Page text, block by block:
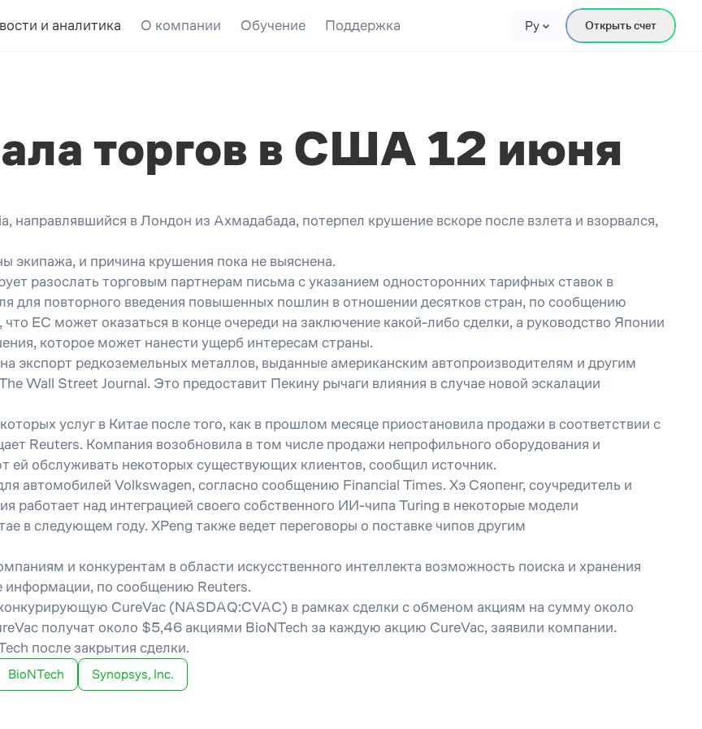
и аналитика О компании Обучение Поддержка Ру Открыть счет
торгов в США 12 июня
в Лондон из Ахмадабада, потерпел крушение вскоре после взлета и взорвался,
экипажа, и причина крушения пока не выяснена.
разослать торговым партнерам письма с указанием односторонних тарифных ставок в
для повторного введения повышенных пошлин в отношении десятков стран, по сообщению
ЕС может оказаться в конце очереди на заключение какой-либо сделки, а руководство Японии
которое может нанести ущерб интересам страны.
экспорт редкоземельных металлов, выданные американским автопроизводителям и другим
Wall Street Journal. Это предоставит Пекину рычаги влияния в случае новой эскалации
услуг в Китае после того, как в прошлом месяце приостановила продажи в соответствии с
Reuters. Компания возобновила в том числе продажи непрофильного оборудования и
ей обслуживать некоторых существующих клиентов, сообщил источник.
автомобилей Volkswagen, согласно сообщению Financial Times. Хэ Сяопенг, соучредитель и
работает над интеграцией своего собственного ИИ-чипа Turing в некоторые модели
в следующем году. XPeng также ведет переговоры о поставке чипов другим
и конкурентам в области искусственного интеллекта возможность поиска и хранения
информации, по сообщению Reuters.
CureVac (NASDAQ:CVAC) в рамках сделки с обменом акциям на сумму около
получат около $5,46 акциями BioNTech за каждую акцию CureVac, заявили компании.
после закрытия сделки.
BioNTech Synopsys, Inc.